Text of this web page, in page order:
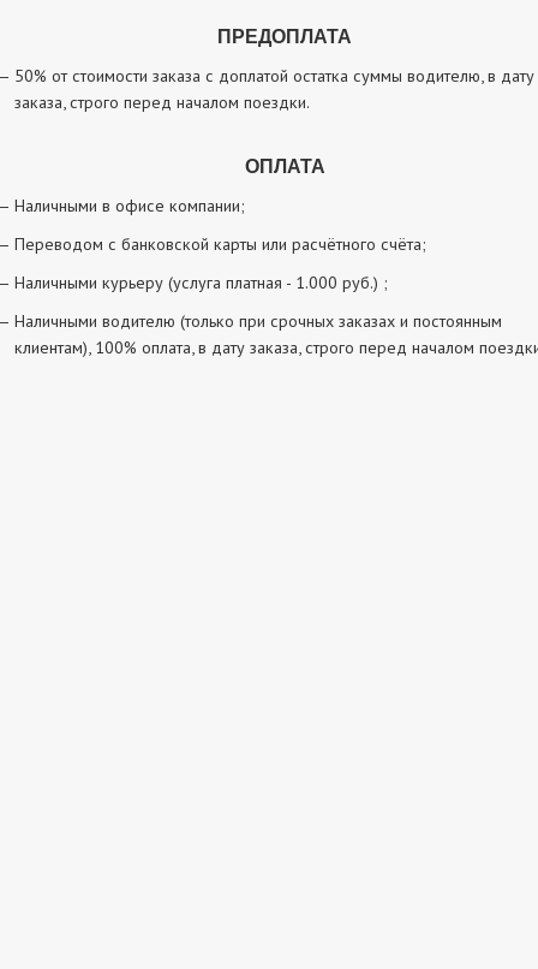
ПРЕДОПЛАТА
50% от стоимости заказа с доплатой остатка суммы водителю, в дату
заказа, строго перед началом поездки.
ОПЛАТА
Наличными в офисе компании;
Переводом с банковской карты или расчётного счёта;
Наличными курьеру (услуга платная - 1.000 руб.) ;
Наличными водителю (только при срочных заказах и постоянным
клиентам), 100% оплата, в дату заказа, строго перед началом